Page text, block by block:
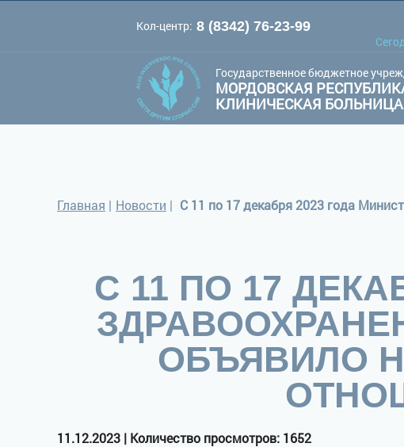
Шрифт: A A A
Кол-центр: 8 (8342) 76-23-99
Государственное бюджетное
МОРДОВСКАЯ
КЛИНИЧЕСКАЯ БОЛЬНИЦА
Главная | Новости |
С 11 ПО 17
ОБЪЯВИЛО
11.12.2023 | Количество просмотров: 1652